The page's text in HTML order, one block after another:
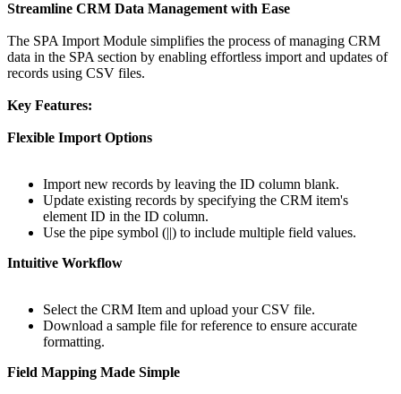
Streamline CRM Data Management with Ease
The SPA Import Module simplifies the process of managing CRM
data in the SPA section by enabling effortless import and updates of
records using CSV files.
Key Features:
Flexible Import Options
Import new records by leaving the ID column blank.
Update existing records by specifying the CRM item's
element ID in the ID column.
Use the pipe symbol (||) to include multiple field values.
Intuitive Workflow
Select the CRM Item and upload your CSV file.
Download a sample file for reference to ensure accurate
formatting.
Field Mapping Made Simple